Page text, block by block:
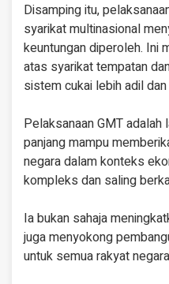
Disamping itu,
syarikat multinasional
keuntungan diperoleh. Ini
atas syarikat tempatan
sistem cukai lebih adil
Pelaksanaan GMT
panjang mampu
negara dalam konteks
kompleks dan saling
Ia bukan sahaja
juga menyokong
untuk semua rakyat